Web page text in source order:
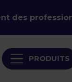
des
PRODUITS